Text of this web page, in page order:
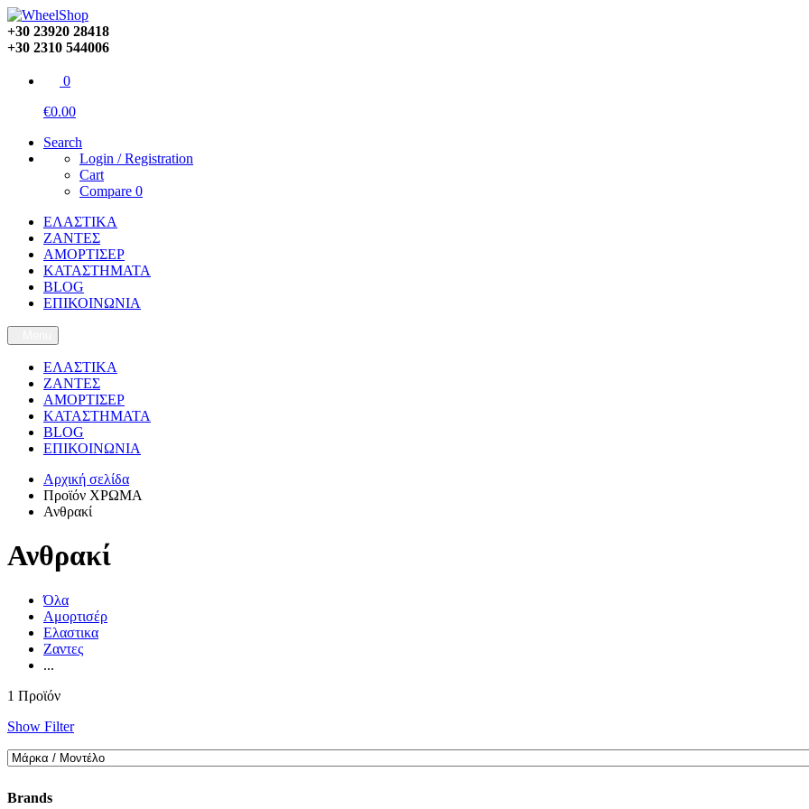
+30 23920 28418
+30 2310 544006
0
€0.00
Search
Login / Registration
Cart
Compare 0
ΕΛΑΣΤΙΚΑ
ΖΑΝΤΕΣ
ΑΜΟΡΤΙΣΕΡ
ΚΑΤΑΣΤΗΜΑΤΑ
BLOG
ΕΠΙΚΟΙΝΩΝΙΑ
ΕΛΑΣΤΙΚΑ
ΖΑΝΤΕΣ
ΑΜΟΡΤΙΣΕΡ
ΚΑΤΑΣΤΗΜΑΤΑ
BLOG
ΕΠΙΚΟΙΝΩΝΙΑ
Αρχική σελίδα
Προϊόν ΧΡΩΜΑ
Ανθρακί
Ανθρακί
Όλα
Αμορτισέρ
Ελαστικα
Ζαντες
...
1 Προϊόν
Show Filter
Brands